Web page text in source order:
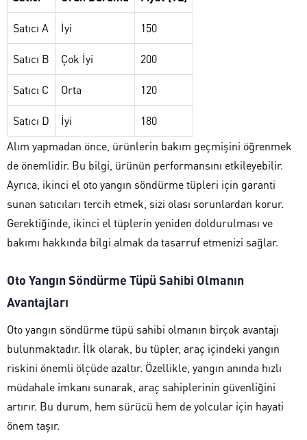
Satıcı A İyi 150
Satıcı B Çok İyi 200
Satıcı C Orta 120
Satıcı D İyi
180
Alım yapmadan önce, ürünlerin bakım geçmişini öğrenmek
de önemlidir. Bu bilgi, ürünün performansını etkileyebilir.
Ayrıca, ikinci el oto yangın söndürme tüpleri için garanti
sunan satıcıları tercih etmek, sizi olası sorunlardan korur.
Gerektiğinde, ikinci el tüplerin yeniden doldurulması ve
bakımı hakkında bilgi almak da tasarruf etmenizi sağlar.
Oto Yangın Söndürme Tüpü Sahibi Olmanın
Avantajları
Oto yangın söndürme tüpü sahibi olmanın birçok avantajı
bulunmaktadır. İlk olarak, bu tüpler, araç içindeki yangın
riskini önemli ölçüde azaltır. Özellikle, yangın anında hızlı
müdahale imkanı sunarak, araç sahiplerinin güvenliğini
artırır. Bu durum, hem sürücü hem de yolcular için hayati
önem taşır.